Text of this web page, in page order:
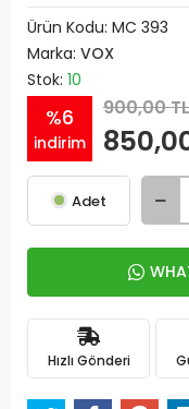
Ürün Kodu: MC 393
Marka: VOX
Stok: 10
%6
indirim
900,00 TL
Adet
Hızlı Gönderi